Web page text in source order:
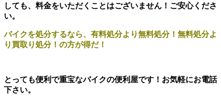
しても、料金をいただくことはございません！ご安心くださ
い。
バイクを処分するなら、有料処分より無料処分！無料処分よ
り買取り処分！の方が得だ！
とっても便利で重宝なバイクの便利屋です！お気軽にお電話
下さい。